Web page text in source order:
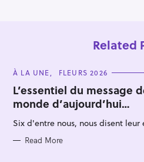
Related
C
T
E
G
O
R
I
S
À LA UNE FLEURS 2026
L’essentiel du message
monde d’aujourd’hui…
Six d'entre nous, nous disent leur
Read More